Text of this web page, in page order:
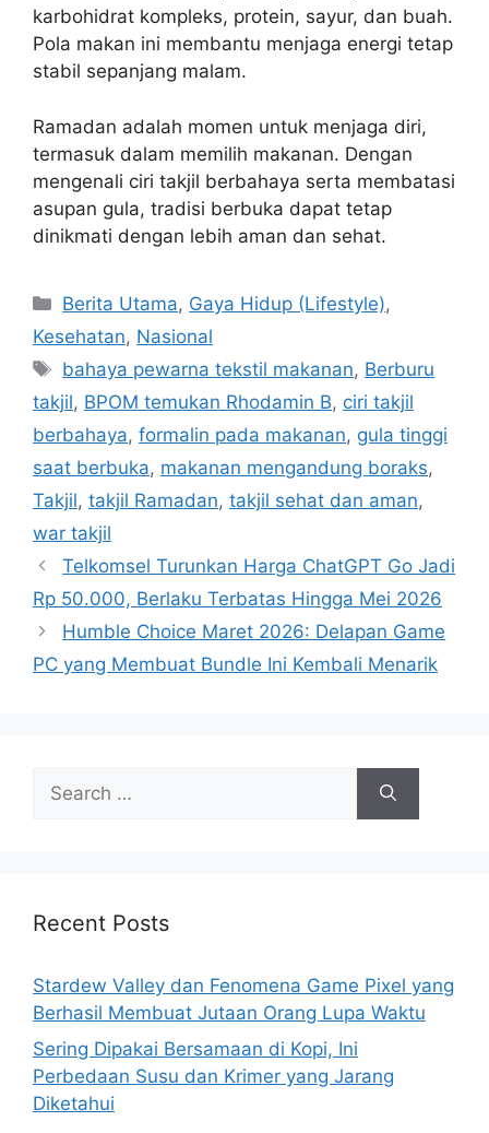
karbohidrat kompleks, protein, sayur, dan buah.
Pola makan ini membantu menjaga energi tetap
stabil sepanjang malam.
Ramadan adalah momen untuk menjaga diri,
termasuk dalam memilih makanan. Dengan
mengenali ciri takjil berbahaya serta membatasi
asupan gula, tradisi berbuka dapat tetap
dinikmati dengan lebih aman dan sehat.
C
e
g
o
r
i
e
s
Berita Utama, Gaya Hidup (Lifestyle),
Kesehatan, Nasional
T
a
g
s
bahaya pewarna tekstil makanan, Berburu
takjil, BPOM temukan Rhodamin B, ciri takjil
berbahaya, formalin pada makanan, gula tinggi
saat berbuka, makanan mengandung boraks,
Takjil, takjil Ramadan, takjil sehat dan aman,
war takjil
Telkomsel Turunkan Harga ChatGPT Go Jadi
Rp 50.000, Berlaku Terbatas Hingga Mei 2026
Humble Choice Maret 2026: Delapan Game
PC yang Membuat Bundle Ini Kembali Menarik
h
r
:
Recent Posts
Stardew Valley dan Fenomena Game Pixel yang
Berhasil Membuat Jutaan Orang Lupa Waktu
Sering Dipakai Bersamaan di Kopi, Ini
Perbedaan Susu dan Krimer yang Jarang
Diketahui